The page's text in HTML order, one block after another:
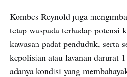
Kombes Reynold juga
tetap waspada terhadap potensi
kawasan padat penduduk, serta
kepolisian atau layanan darurat
adanya kondisi yang